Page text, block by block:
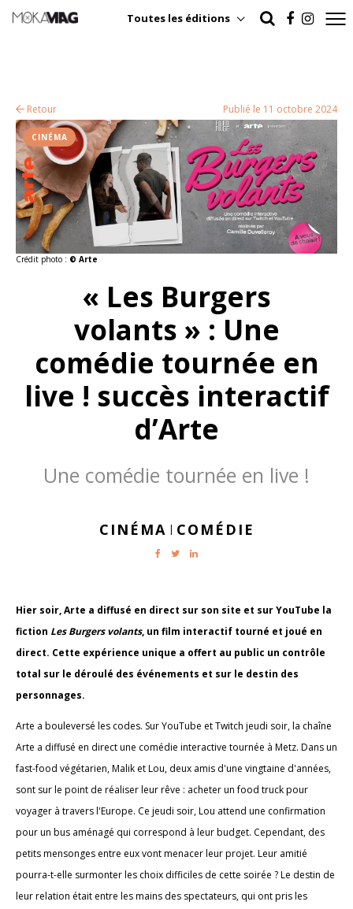
Toutes les éditions
Retour Publié le 11 octobre 2024
Crédit photo : © Arte
CINÉMA
« Les Burgers
volants » : Une
comédie tournée en
live ! succès interactif
d’Arte
Une comédie tournée en live !
CINÉMA | COMÉDIE
Hier soir, Arte a diffusé en direct sur son site et sur YouTube la
fiction Les Burgers volants, un film interactif tourné et joué en
direct. Cette expérience unique a offert au public un contrôle
total sur le déroulé des événements et sur le destin des
personnages.
Arte a bouleversé les codes. Sur YouTube et Twitch jeudi soir, la chaîne
Arte a diffusé en direct une comédie interactive tournée à Metz. Dans un
fast-food végétarien, Malik et Lou, deux amis d'une vingtaine d'années,
sont sur le point de réaliser leur rêve : acheter un food truck pour
voyager à travers l'Europe. Ce jeudi soir, Lou attend une confirmation
pour un bus aménagé qui correspond à leur budget. Cependant, des
petits mensonges entre eux vont menacer leur projet. Leur amitié
pourra-t-elle surmonter les choix difficiles de cette soirée ? Le destin de
leur relation était entre les mains des spectateurs, qui ont pris les